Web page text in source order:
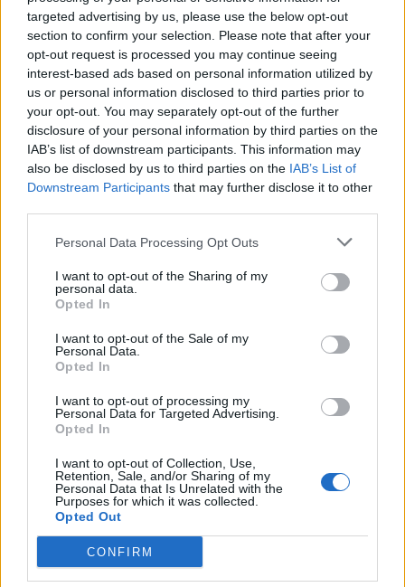
targeted advertising by us, please use the below opt-out
section to confirm your selection. Please note that after your
opt-out request is processed you may continue seeing
interest-based ads based on personal information utilized by
us or personal information disclosed to third parties prior to
your opt-out. You may separately opt-out of the further
disclosure of your personal information by third parties on the
IAB’s list of downstream participants. This information may
also be disclosed by us to third parties on the IAB’s List of
Downstream Participants that may further disclose it to other
Personal Data Processing Opt Outs
I want to opt-out of the Sharing of my
personal data.
Opted In
I want to opt-out of the Sale of my
Personal Data.
Opted In
I want to opt-out of processing my
Personal Data for Targeted Advertising.
Opted In
I want to opt-out of Collection, Use,
Retention, Sale, and/or Sharing of my
Personal Data that Is Unrelated with the
Purposes for which it was collected.
Opted Out
CONFIRM